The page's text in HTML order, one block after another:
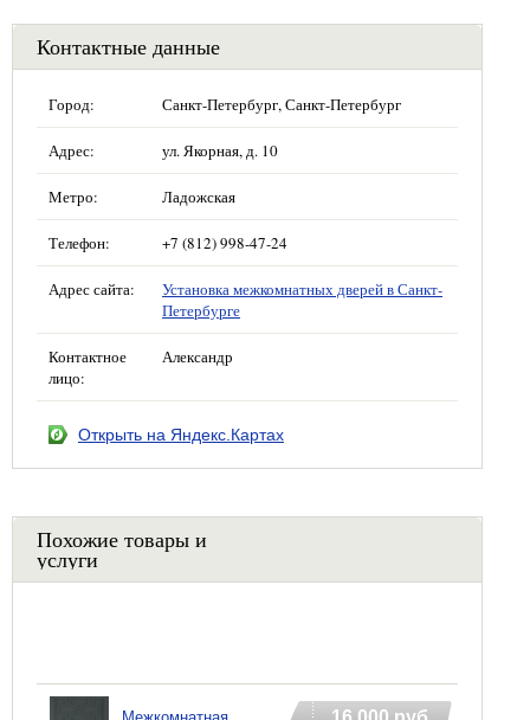
Контактные данные
Город: Санкт-Петербург, Санкт-Петербург
Адрес: ул. Якорная, д. 10
Метро: Ладожская
Телефон: +7 (812) 998-47-24
Адрес сайта:
Установка межкомнатных дверей в Санкт-
Петербурге
Контактное
лицо:
Александр
Открыть на Яндекс.Картах
Похожие товары и
услуги
Межкомнатная